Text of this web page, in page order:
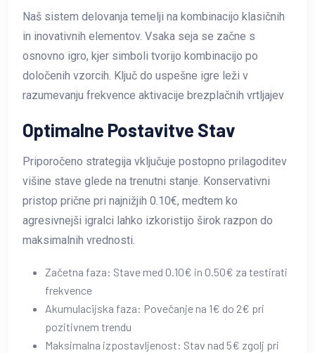
Naš sistem delovanja temelji na kombinacijo klasičnih
in inovativnih elementov. Vsaka seja se začne s
osnovno igro, kjer simboli tvorijo kombinacijo po
določenih vzorcih. Ključ do uspešne igre leži v
razumevanju frekvence aktivacije brezplačnih vrtljajev
Optimalne Postavitve Stav
Priporočeno strategija vključuje postopno prilagoditev
višine stave glede na trenutni stanje. Konservativni
pristop prične pri najnižjih 0.10€, medtem ko
agresivnejši igralci lahko izkoristijo širok razpon do
maksimalnih vrednosti.
Začetna faza: Stave med 0.10€ in 0.50€ za testirati
frekvence
Akumulacijska faza: Povečanje na 1€ do 2€ pri
pozitivnem trendu
Maksimalna izpostavljenost: Stav nad 5€ zgolj pri